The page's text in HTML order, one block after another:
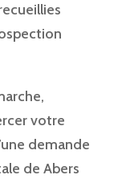
votre
demande
de Abers